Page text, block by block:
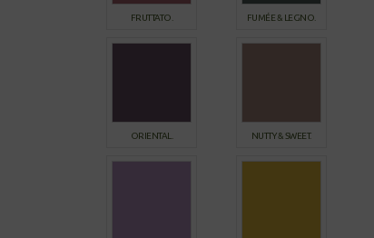
FRUTTATO. FUMÉE & LEGNO.
ORIENTAL. NUTTY & SWEET.